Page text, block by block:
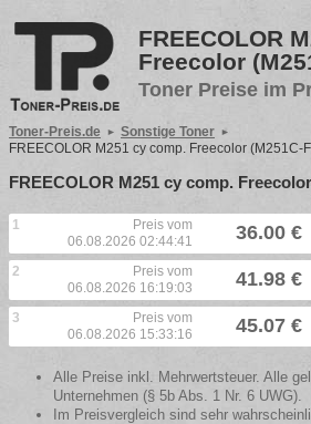
FREECOLOR
Freecolor
Toner Preise im
Toner-Preis.de
Sonstige Toner
FREECOLOR M251 cy comp. Freecolor (M251C-
FREECOLOR M251 cy comp.
1
Preis vom
06.08.2026 02:44:41
36.00 €
2
Preis vom
06.08.2026 16:19:03
41.98 €
3
Preis vom
06.08.2026 15:33:16
45.07 €
Alle Preise inkl. Mehrwertsteuer. Alle
Unternehmen (§ 5b Abs. 1 Nr. 6 UWG).
Im Preisvergleich sind sehr